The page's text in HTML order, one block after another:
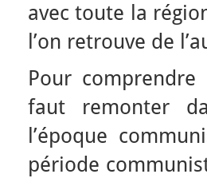
avec toute la
l’on retrouve de
Pour comprendre
faut remonter
l’époque
période